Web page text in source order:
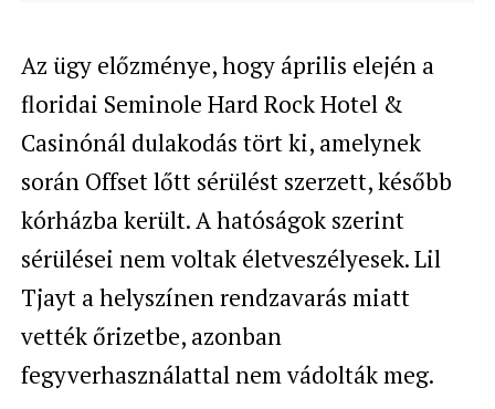
Az ügy előzménye, hogy április elején a
floridai Seminole Hard Rock Hotel &
Casinónál dulakodás tört ki, amelynek
során Offset lőtt sérülést szerzett, később
kórházba került. A hatóságok szerint
sérülései nem voltak életveszélyesek. Lil
Tjayt a helyszínen rendzavarás miatt
vették őrizetbe, azonban
fegyverhasználattal nem vádolták meg.